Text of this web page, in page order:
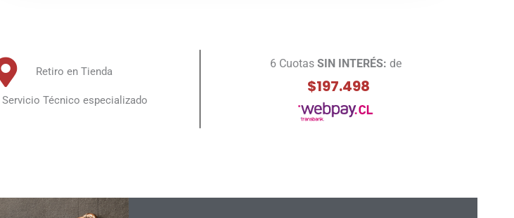
Retiro en Tienda
Servicio Técnico especializado
6 Cuotas SIN INTERÉS: de
$197.498